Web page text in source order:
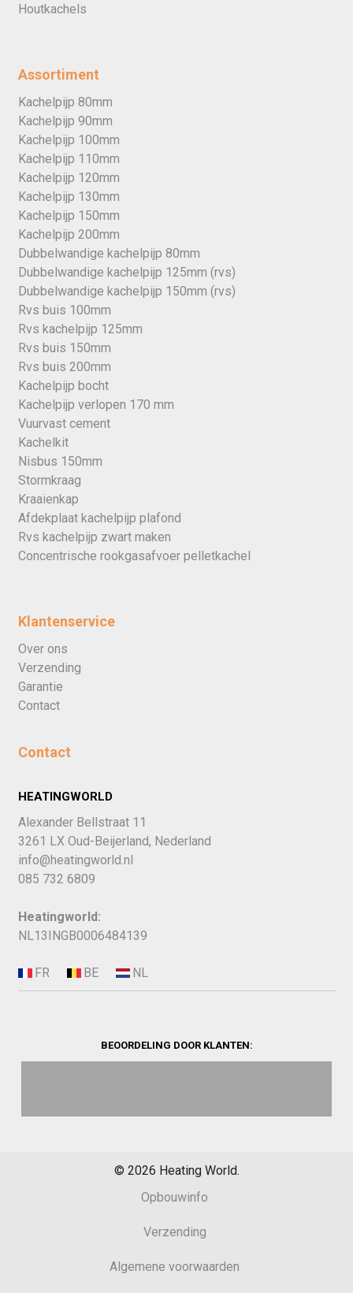
Houtkachels
Assortiment
Kachelpijp 80mm
Kachelpijp 90mm
Kachelpijp 100mm
Kachelpijp 110mm
Kachelpijp 120mm
Kachelpijp 130mm
Kachelpijp 150mm
Kachelpijp 200mm
Dubbelwandige kachelpijp 80mm
Dubbelwandige kachelpijp 125mm (rvs)
Dubbelwandige kachelpijp 150mm (rvs)
Rvs buis 100mm
Rvs kachelpijp 125mm
Rvs buis 150mm
Rvs buis 200mm
Kachelpijp bocht
Kachelpijp verlopen 170 mm
Vuurvast cement
Kachelkit
Nisbus 150mm
Stormkraag
Kraaienkap
Afdekplaat kachelpijp plafond
Rvs kachelpijp zwart maken
Concentrische rookgasafvoer pelletkachel
Klantenservice
Over ons
Verzending
Garantie
Contact
Contact
HEATINGWORLD
Alexander Bellstraat 11
3261 LX Oud-Beijerland, Nederland
info@heatingworld.nl
085 732 6809
Heatingworld:
NL13INGB0006484139
BEOORDELING DOOR KLANTEN:
© 2026 Heating World.
Opbouwinfo
Verzending
Algemene voorwaarden